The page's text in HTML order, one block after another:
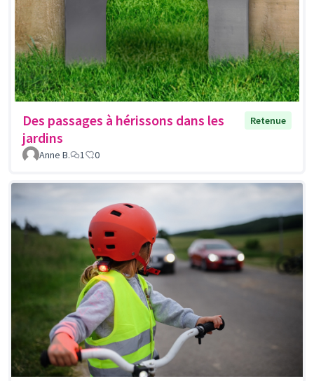
Des passages à hérissons dans les
jardins
Retenue
Anne B. 1 0